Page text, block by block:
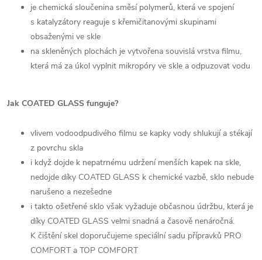
je chemická sloučenina směsí polymerů, která ve spojení
s katalyzátory reaguje s křemičitanovými skupinami
obsaženými ve skle
na skleněných plochách je vytvořena souvislá vrstva filmu,
která má za úkol vyplnit mikropóry ve skle a odpuzovat vodu
Jak COATED GLASS funguje?
vlivem vodoodpudivého filmu se kapky vody shlukují a stékají
z povrchu skla
i když dojde k nepatrnému udržení menších kapek na skle,
nedojde díky COATED GLASS k chemické vazbě, sklo nebude
narušeno a nezešedne
i takto ošetřené sklo však vyžaduje občasnou údržbu, která je
díky COATED GLASS velmi snadná a časově nenáročná.
K čištění skel doporučujeme speciální sadu přípravků PRO
COMFORT a TOP COMFORT